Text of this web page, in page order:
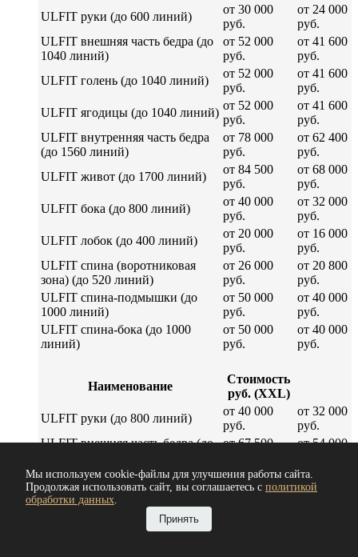
ULFIT руки (до 600 линий)
от 30 000
руб.
от 24 000
руб.
ULFIT внешняя часть бедра (до
1040 линий)
от 52 000
руб.
от 41 600
руб.
ULFIT голень (до 1040 линий)
от 52 000
руб.
от 41 600
руб.
ULFIT ягодицы (до 1040 линий)
от 52 000
руб.
от 41 600
руб.
ULFIT внутренняя часть бедра
(до 1560 линий)
от 78 000
руб.
от 62 400
руб.
ULFIT живот (до 1700 линий)
от 84 500
руб.
от 68 000
руб.
ULFIT бока (до 800 линий)
от 40 000
руб.
от 32 000
руб.
ULFIT лобок (до 400 линий)
от 20 000
руб.
от 16 000
руб.
ULFIT спина (воротниковая
зона) (до 520 линий)
от 26 000
руб.
от 20 800
руб.
ULFIT спина-подмышки (до
1000 линий)
от 50 000
руб.
от 40 000
руб.
ULFIT спина-бока (до 1000
линий)
от 50 000
руб.
от 40 000
руб.
Наименование
Стоимость
руб. (XXL)
ULFIT руки (до 800 линий)
от 40 000
руб.
от 32 000
руб.
ULFIT внешняя часть бедра (до
от 67 500
от 54 000
ULFIT голень (до 1350 линий)
от 67 500
руб.
от 54 000
руб.
ULFIT ягодицы (до 1350 линий)
Мы используем cookie-файлы для улучшения работы сайта.
Продолжая использовать сайт, вы соглашаетесь с политикой
обработки данных.
Принять